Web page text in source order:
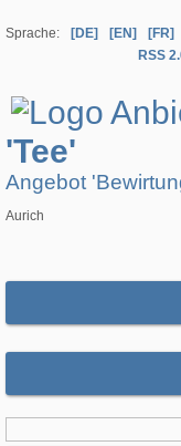
Sprache: [DE] [EN] [FR]
RSS
'Tee'
Angebot
Aurich